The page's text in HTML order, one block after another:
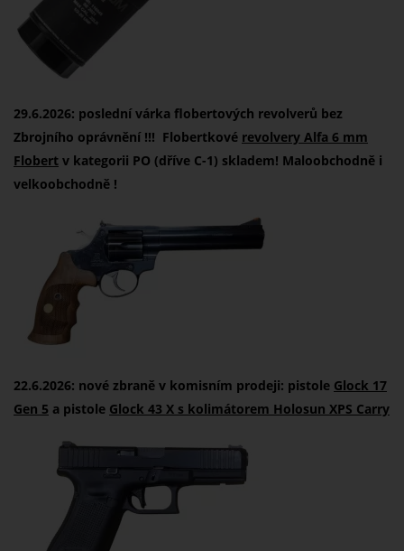
29.6.2026: poslední várka flobertových revolverů bez
Zbrojního oprávnění !!! Flobertkové revolvery Alfa 6 mm
Flobert v kategorii PO (dříve C-1) skladem! Maloobchodně i
velkoobchodně !
22.6.2026: nové zbraně v komisním prodeji: pistole Glock 17
Gen 5 a pistole Glock 43 X s kolimátorem Holosun XPS Carry